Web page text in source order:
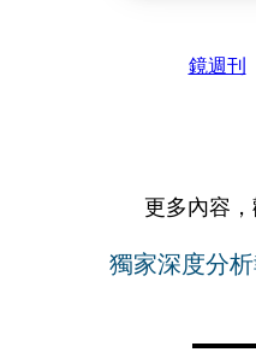
鏡週刊
更多內容
獨家深度分